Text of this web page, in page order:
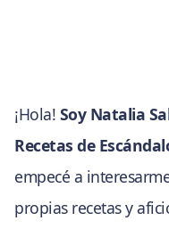
¡Hola! Soy Natalia
Recetas de
empecé a
propias recetas y